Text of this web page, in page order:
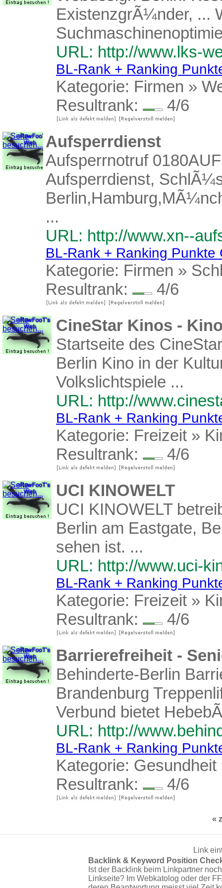
ExistenzgrÃ¼nder, ...
URL: http://www.lks-
BL-Rank + Ranking
Kategorie: Firmen »
Resultrank:
4/6
Aufsperrdienst
Aufsperrnotruf
Aufsperrdienst,
...
URL: http://www.xn--
BL-Rank + Ranking Punkte
Kategorie: Firmen »
Resultrank:
4/6
CineStar Kinos -
Startseite des
Berlin Kino in der
Volkslichtspiele ...
URL: http://
BL-Rank + Ranking
Kategorie: Freizeit »
Resultrank:
4/6
UCI KINOWELT
UCI KINOWELT
Berlin am Eastgate,
sehen ist. ...
URL: http://www.uci-
BL-Rank + Ranking
Kategorie: Freizeit »
Resultrank:
4/6
Barrierefreiheit -
Behinderte-Berlin
Brandenburg
Verbund bietet
URL: http://
BL-Rank + Ranking
Kategorie: Gesundheit
Resultrank:
4/6
«
Link
Backlink & Keyword Position
Ist der Backlink beim Linkpartner
Linkseite? Im Webkatolog oder der